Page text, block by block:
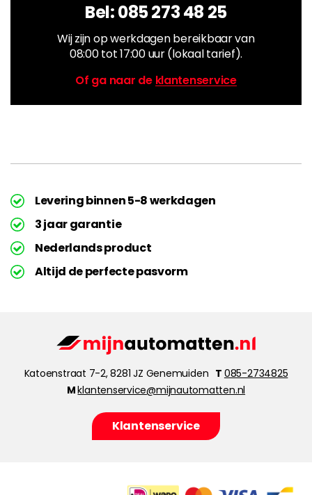
Bel:085 273 48 25
Wij zijn op werkdagen bereikbaar van
08:00 tot 17:00 uur (lokaal tarief).
Of ga naar de klantenservice
Levering binnen 5-8 werkdagen
3 jaar garantie
Nederlands product
Altijd de perfecte pasvorm
Katoenstraat 7-2, 8281 JZ Genemuiden T 085-2734825
Mklantenservice@mijnautomatten.nl
Klantenservice